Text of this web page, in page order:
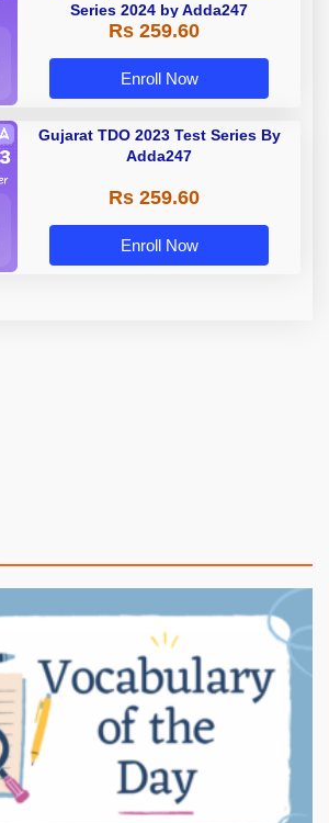
Series 2024 by Adda247
Rs 259.60
Enroll Now
Gujarat TDO 2023 Test Series By
Adda247
Rs 259.60
Enroll Now